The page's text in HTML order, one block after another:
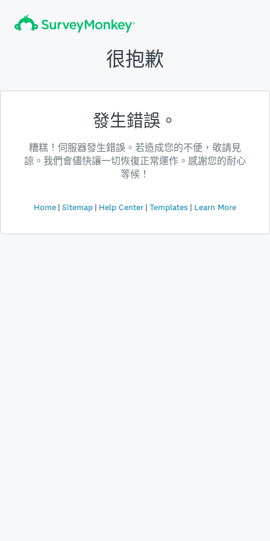
很抱歉
發生錯誤。
糟糕！伺服器發生錯誤。若造成您的不便，敬請見
諒。我們會儘快讓一切恢復正常運作。感謝您的耐心
等候！
Home Sitemap Help Center Templates Learn More